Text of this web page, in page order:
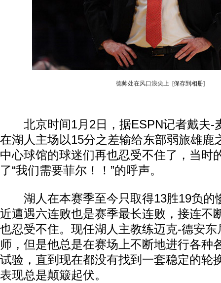
德帅处在风口浪尖上 [保存到相册]
北京时间1月2日，据ESPN记者戴夫-
在湖人主场以15分之差输给东部弱旅雄鹿
中心球馆的球迷们再也忍受不住了，当时
了“我们需要菲尔！！”的呼声。
湖人在本赛季至今只取得13胜19负的
近遭遇六连败也是赛季最长连败，接连不
也忍受不住。现任湖人主教练迈克-德安东
师，但是他总是在赛场上不断地进行各种
试验，直到现在都没有找到一套稳定的轮
表现总是颠簸起伏。